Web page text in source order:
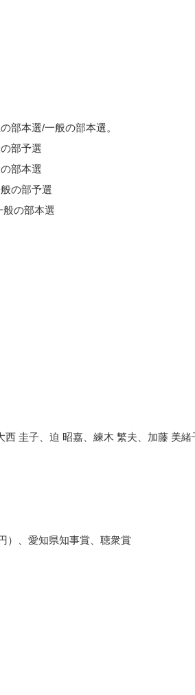
部本選/一般の部本選。
部予選
部本選
の部予選
の部本選
圭子、迫 昭嘉、練木 繁夫、加藤 美緒
）、愛知県知事賞、聴衆賞